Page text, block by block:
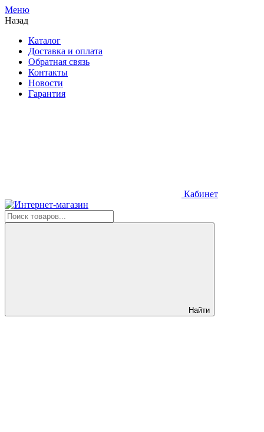
Меню
Назад
Каталог
Доставка и оплата
Обратная связь
Контакты
Новости
Гарантия
Кабинет
Найти